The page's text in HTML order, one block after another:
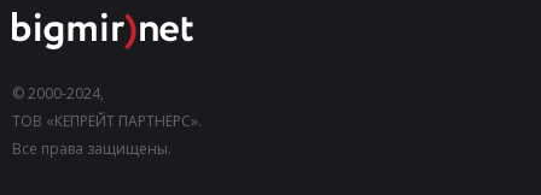
© 2000-2024,
ТОВ «КЕПРЕЙТ ПАРТНЕРС».
Все права защищены.